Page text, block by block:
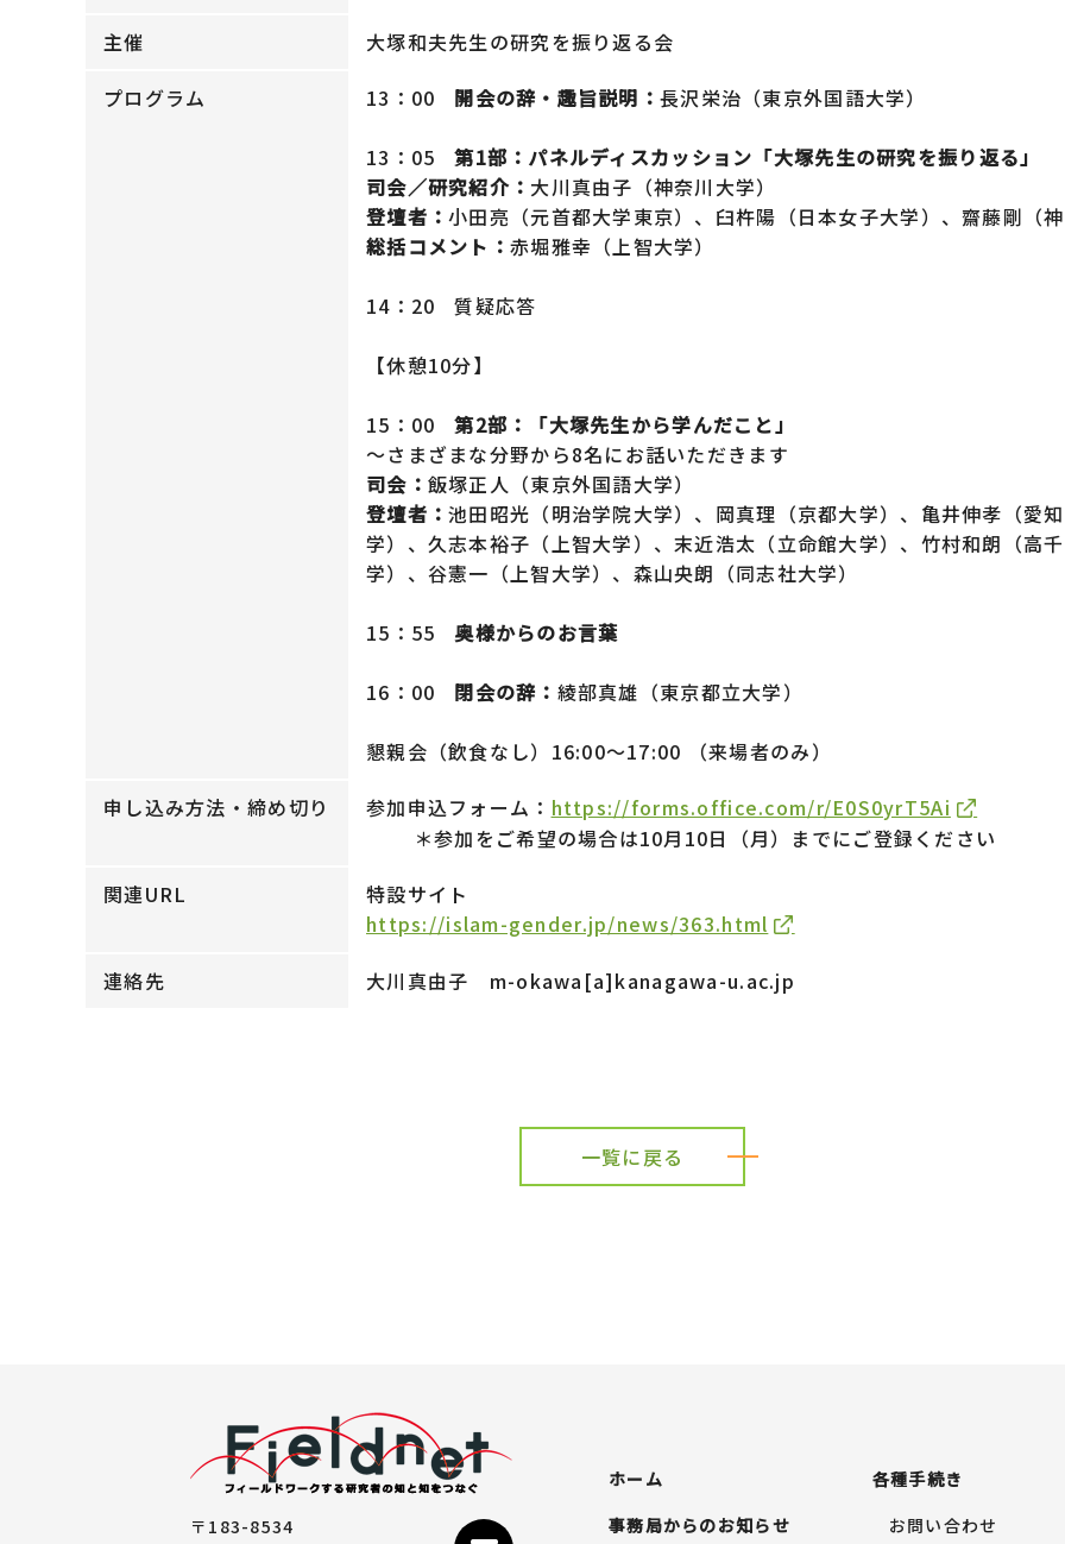
主催
大塚和夫先生の研究を振り返る会
プログラム
13：00 開会の辞・趣旨説明：長沢栄治（東京外国語大学）
13：05第1部：パネルディスカッション「大塚先生の研究を振り返る」
司会／研究紹介： 大川真由子（神奈川大学）
登壇者：小田亮（元首都大学東京）、臼杵陽（日本女子大学）、齋藤剛（
総括コメント： 赤堀雅幸（上智大学）
14：20 質疑応答
【休憩10分】
15：00第2部：「大塚先生から学んだこと」
～さまざまな分野から8名にお話いただきます
司会： 飯塚正人（東京外国語大学）
登壇者：池田昭光（明治学院大学）、岡真理（京都大学）、亀井伸孝（愛
学）、久志本裕子（上智大学）、末近浩太（立命館大学）、竹村和朗（高
学）、谷憲一（上智大学）、森山央朗（同志社大学）
15：55奥様からのお言葉
16：00 閉会の辞： 綾部真雄（東京都立大学）
懇親会（飲食なし）16:00～17:00 （来場者のみ）
申し込み方法・締め切り
参加申込フォーム： https://forms.office.com/r/E0S0yrT5Ai
＊参加をご希望の場合は10月10日（月）までにご登録ください
関連URL
特設サイト
https://islam-gender.jp/news/363.html
連絡先
大川真由子 m-okawa[a]kanagawa-u.ac.jp
一覧に戻る
〒183-8534
ホーム
事務局からのお知らせ
各種手続き
お問い合わせ